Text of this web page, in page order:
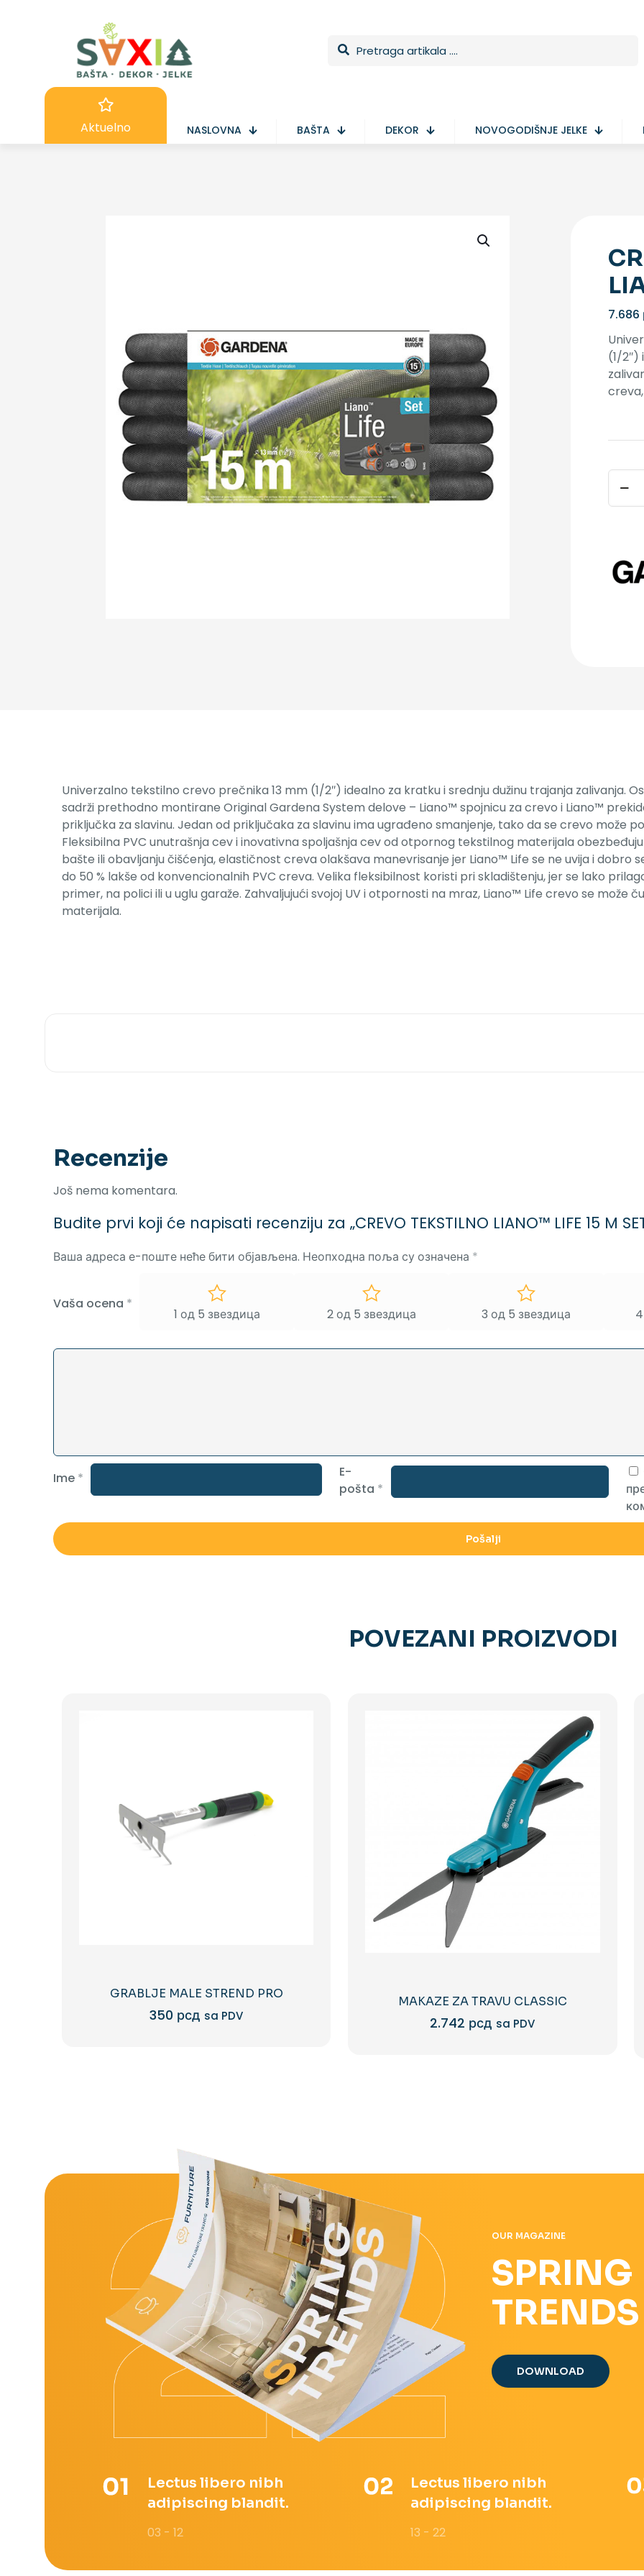
Aktuelno NASLOVNA BAŠTA DEKOR NOVOGODIŠNJE JELKE
7.686
(1/
M
SET
Univerzalno tekstilno crevo prečnika 13 mm (1/2″) idealno za kratku i srednju dužinu trajanja zalivanja.
sadrži prethodno montirane Original Gardena System delove – Liano™ spojnicu za crevo i Liano™
priključka za slavinu. Jedan od priključaka za slavinu ima ugrađeno smanjenje, tako da se crevo može
Fleksibilna PVC unutrašnja cev i inovativna spoljašnja cev od otpornog tekstilnog materijala
bašte ili obavljanju čišćenja, elastičnost creva olakšava manevrisanje jer Liano™ Life se ne uvija i dobro
do 50 % lakše od konvencionalnih PVC creva. Velika fleksibilnost koristi pri skladištenju, jer se lako
primer, na polici ili u uglu garaže. Zahvaljujući svojoj UV i otpornosti na mraz, Liano™ Life crevo se može
materijala.
Recenzije
Još nema komentara.
Budite prvi koji će napisati recenziju za „CREVO TEKSTILNO LIANO™ LIFE 15 M
Ваша адреса е-поште неће бити објављена. Неопходна поља су означена *
Vaša ocena *
1 од 5 звездица 2 од 5 звездица 3 од 5 звездица
Ime *
E-
pošta *
POVEZANI PROIZVODI
GRABLJE MALE STREND PRO
350 рсд sa PDV
MAKAZE ZA TRAVU CLASSIC
2.742 рсд sa PDV
OUR MAGAZINE
SPRING
DOWNLOAD
Lectus libero nibh
adipiscing blandit.
03 - 12
Lectus libero nibh
adipiscing blandit.
13 - 22